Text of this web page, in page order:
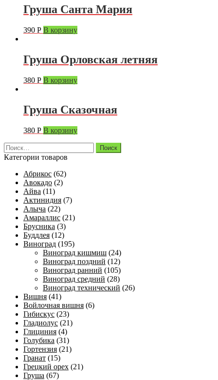
Груша Санта Мария
390 Р В корзину
Груша Орловская летняя
380 Р В корзину
Груша Сказочная
380 Р В корзину
Найти:
Категории товаров
Абрикос (62)
Авокадо (2)
Айва (11)
Актинидия (7)
Алыча (22)
Амараллис (21)
Брусника (3)
Буддлея (12)
Виноград (195)
Виноград кишмиш (24)
Виноград поздний (12)
Виноград ранний (105)
Виноград средний (28)
Виноград технический (26)
Вишня (41)
Войлочная вишня (6)
Гибискус (23)
Гладиолус (21)
Глициния (4)
Голубика (31)
Гортензия (21)
Гранат (15)
Грецкий орех (21)
Груша (67)